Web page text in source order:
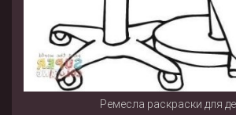
Ремесла раскраски для